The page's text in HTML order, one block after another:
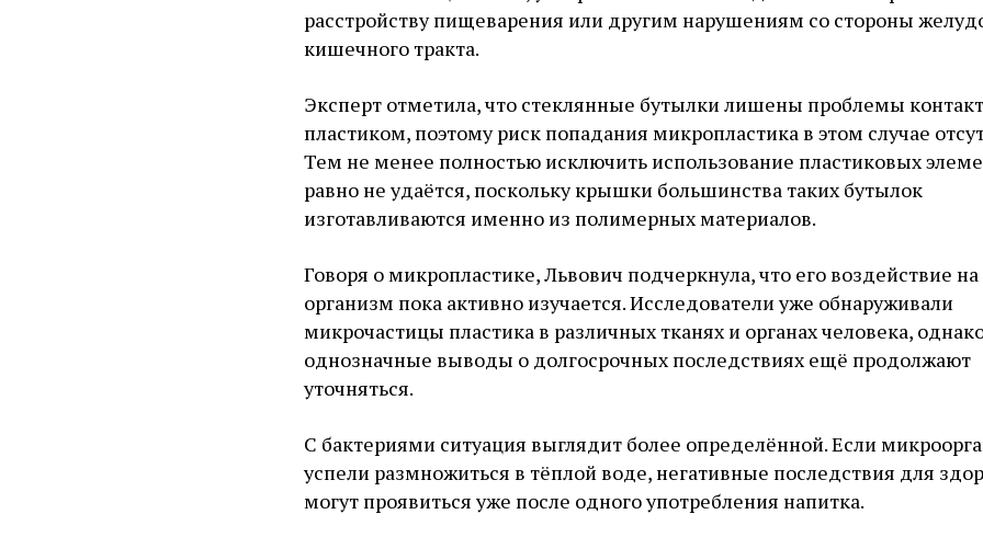
расстройству пищеварения или другим нарушениям со стороны
кишечного тракта.
Эксперт отметила, что стеклянные бутылки лишены проблемы
пластиком, поэтому риск попадания микропластика в этом случае
Тем не менее полностью исключить использование пластиковых
равно не удаётся, поскольку крышки большинства таких бутылок
изготавливаются именно из полимерных материалов.
Говоря о микропластике, Львович подчеркнула, что его воздействие на
организм пока активно изучается. Исследователи уже обнаруживали
микрочастицы пластика в различных тканях и органах человека,
однозначные выводы о долгосрочных последствиях ещё продолжают
уточняться.
С бактериями ситуация выглядит более определённой. Если
успели размножиться в тёплой воде, негативные последствия для
могут проявиться уже после одного употребления напитка.